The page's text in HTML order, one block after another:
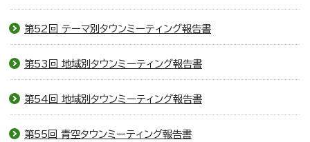
第52回 テーマ別タウンミーティング報告書
第53回 地域別タウンミーティング報告書
第54回 地域別タウンミーティング報告書
第55回 青空タウンミーティング報告書